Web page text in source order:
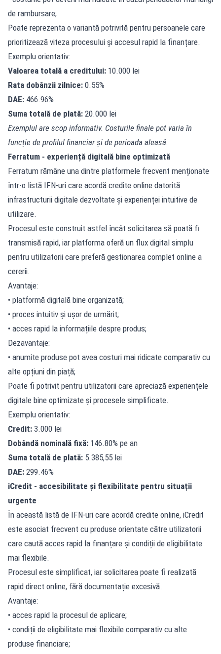
de rambursare;
Poate reprezenta o variantă potrivită pentru persoanele care
prioritizează viteza procesului și accesul rapid la finanțare.
Exemplu orientativ:
Valoarea totală a creditului: 10.000 lei
Rata dobânzii zilnice: 0.55%
DAE: 466.96%
Suma totală de plată: 20.000 lei
Exemplul are scop informativ. Costurile finale pot varia în
funcție de profilul financiar și de perioada aleasă.
Ferratum - experiență digitală bine optimizată
Ferratum rămâne una dintre platformele frecvent menționate
într-o listă IFN-uri care acordă credite online datorită
infrastructurii digitale dezvoltate și experienței intuitive de
utilizare.
Procesul este construit astfel încât solicitarea să poată fi
transmisă rapid, iar platforma oferă un flux digital simplu
pentru utilizatorii care preferă gestionarea complet online a
cererii.
Avantaje:
• platformă digitală bine organizată;
• proces intuitiv și ușor de urmărit;
• acces rapid la informațiile despre produs;
Dezavantaje:
• anumite produse pot avea costuri mai ridicate comparativ cu
alte opțiuni din piață;
Poate fi potrivit pentru utilizatorii care apreciază experiențele
digitale bine optimizate și procesele simplificate.
Exemplu orientativ:
Credit: 3.000 lei
Dobândă nominală fixă: 146.80% pe an
Suma totală de plată: 5.385,55 lei
DAE: 299.46%
iCredit - accesibilitate și flexibilitate pentru situații
urgente
În această listă de IFN-uri care acordă credite online, iCredit
este asociat frecvent cu produse orientate către utilizatorii
care caută acces rapid la finanțare și condiții de eligibilitate
mai flexibile.
Procesul este simplificat, iar solicitarea poate fi realizată
rapid direct online, fără documentație excesivă.
Avantaje:
• acces rapid la procesul de aplicare;
• condiții de eligibilitate mai flexibile comparativ cu alte
produse financiare;